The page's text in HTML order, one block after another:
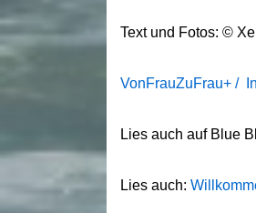
Text und Fotos: ©
VonFrauZuFrau+ /
Lies auch auf Blue
Lies auch: